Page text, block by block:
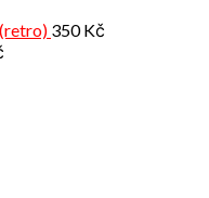
350Kč